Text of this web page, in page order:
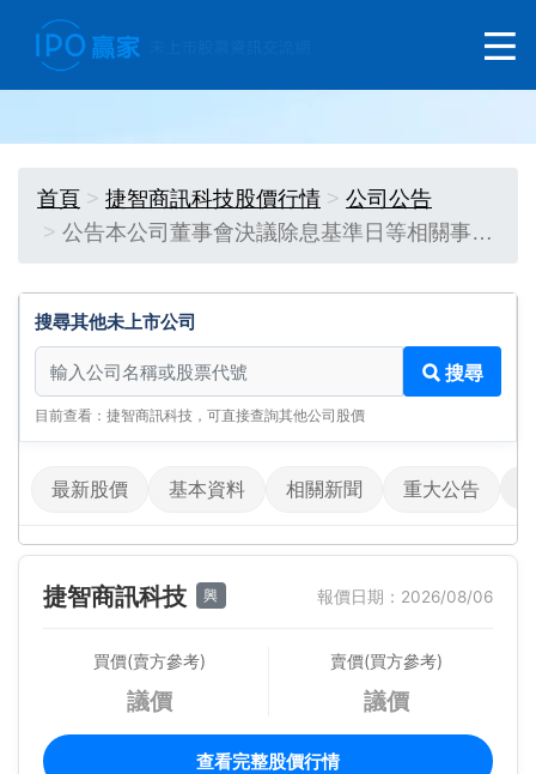
首頁 捷智商訊科技股價行情
公司公告
公告本公司董事會決議除息基準日等相關事…
搜尋其他未上市公司
搜尋其他未上市公司
搜尋
目前查看：捷智商訊科技，可直接查詢其他公司股價
最新股價 基本資料 相關新聞 重大公告
捷智商訊科技 興 報價日期：2026/08/06
買價(賣方參考)
議價
賣價(買方參考)
議價
查看完整股價行情